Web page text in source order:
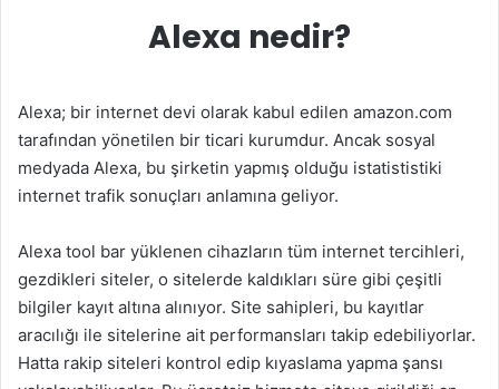
Alexa nedir?
Alexa; bir internet devi olarak kabul edilen amazon.com
tarafından yönetilen bir ticari kurumdur. Ancak sosyal
medyada Alexa, bu şirketin yapmış olduğu istatististiki
internet trafik sonuçları anlamına geliyor.
Alexa tool bar yüklenen cihazların tüm internet tercihleri,
gezdikleri siteler, o sitelerde kaldıkları süre gibi çeşitli
bilgiler kayıt altına alınıyor. Site sahipleri, bu kayıtlar
aracılığı ile sitelerine ait performansları takip edebiliyorlar.
Hatta rakip siteleri kontrol edip kıyaslama yapma şansı